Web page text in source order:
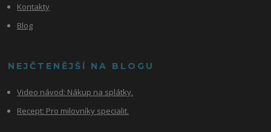
Kontakty
Blog
NEJČTENĚJŠÍ NA BLOGU
Video návod: Nákup na splátky.
Recept: Pro milovníky specialit.